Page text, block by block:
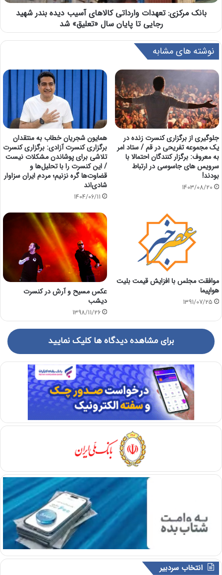
بانک مرکزی: تعهدات وارداتی کالاهای آسیب دیده بندر شهید
رجایی تا پایان سال «تعلیق» شد
نوشته های مشابه
جلوگیری از برگزاری کنسرت زنده در
یک مجموعه تفریحی در قم / ستاد امر
به معروف: برگزار کنندگان احتمالا با
سرویس های جاسوسی در ارتباط
بودند!
1403/08/20
همایون شجریان خطاب به منتقدان
برگزاری کنسرت آزادی: برگزاری کنسرت
تلاشی برای پوشاندن مشکلات نیست
/ این کنسرت را با تحلیل‌ها و
قضاوت‌ها گره نزنیم؛ مردم ایران سزاوار
شادی‌اند
1404/06/11
موافقت مجلس با افزایش قیمت بلیت
هواپیما
1391/07/25
عکس مسیح و آرش در کنسرت
دیشب
1398/11/26
برای مشاهده دیدگاه ها کلیک نمایید
انتخاب سردبیر